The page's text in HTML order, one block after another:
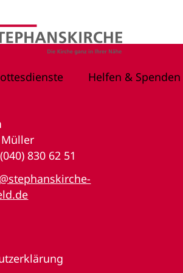
Helfen & Spenden
Müller
830 62 51